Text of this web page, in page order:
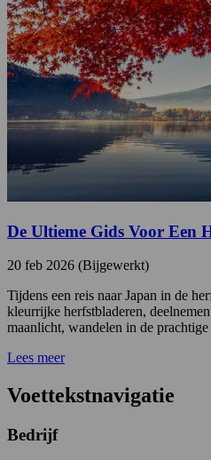
De Ultieme Gids Voor Een
20 feb 2026 (Bijgewerkt)
Tijdens een reis naar Japan in de
kleurrijke herfstbladeren,
maanlicht, wandelen in de
Lees meer
Voettekstnavigatie
Bedrijf